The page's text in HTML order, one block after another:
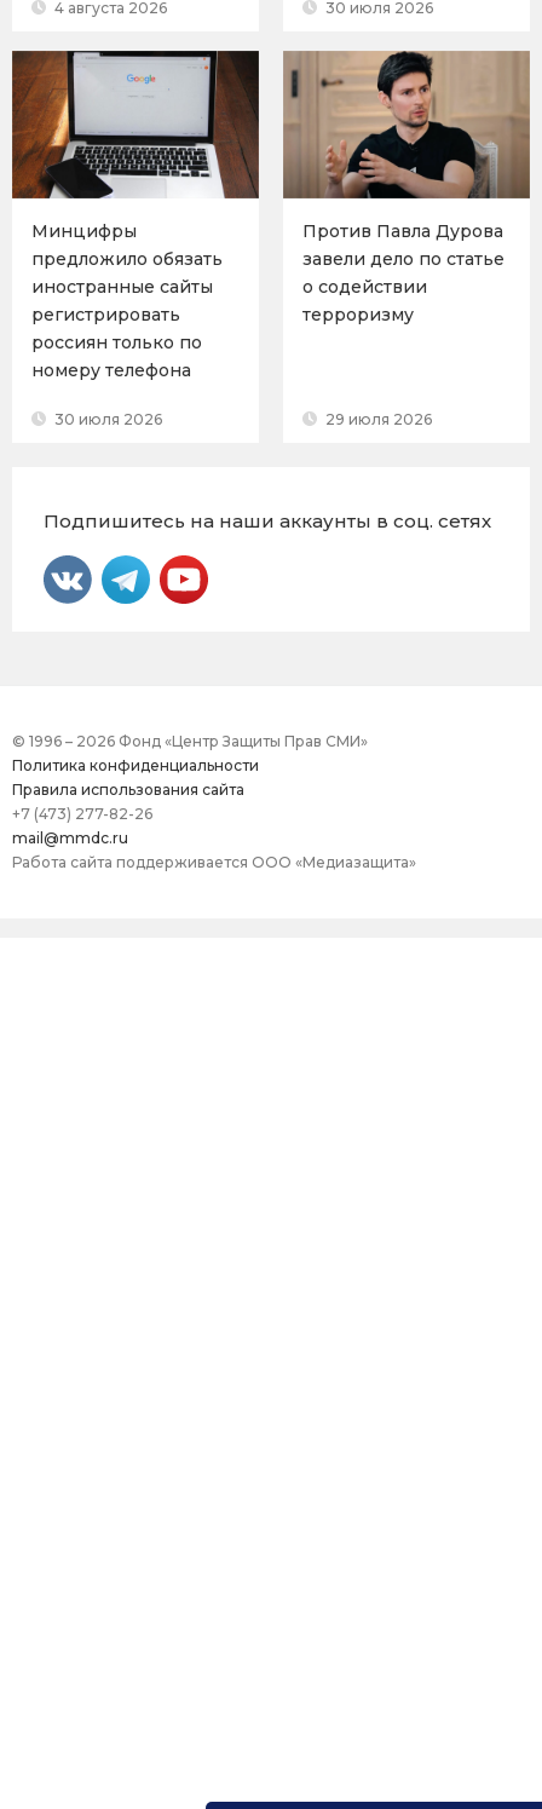
4 августа 2026 30 июля 2026
Минцифры
предложило обязать
иностранные сайты
регистрировать
россиян только по
номеру телефона
30 июля 2026
Против Павла Дурова
завели дело по статье
о содействии
терроризму
29 июля 2026
Подпишитесь на наши аккаунты в соц. сетях
© 1996 – 2026 Фонд «Центр Защиты Прав СМИ»
Политика конфиденциальности
Правила использования сайта
+7 (473) 277-82-26
mail@mmdc.ru
Работа сайта поддерживается ООО «Медиазащита»